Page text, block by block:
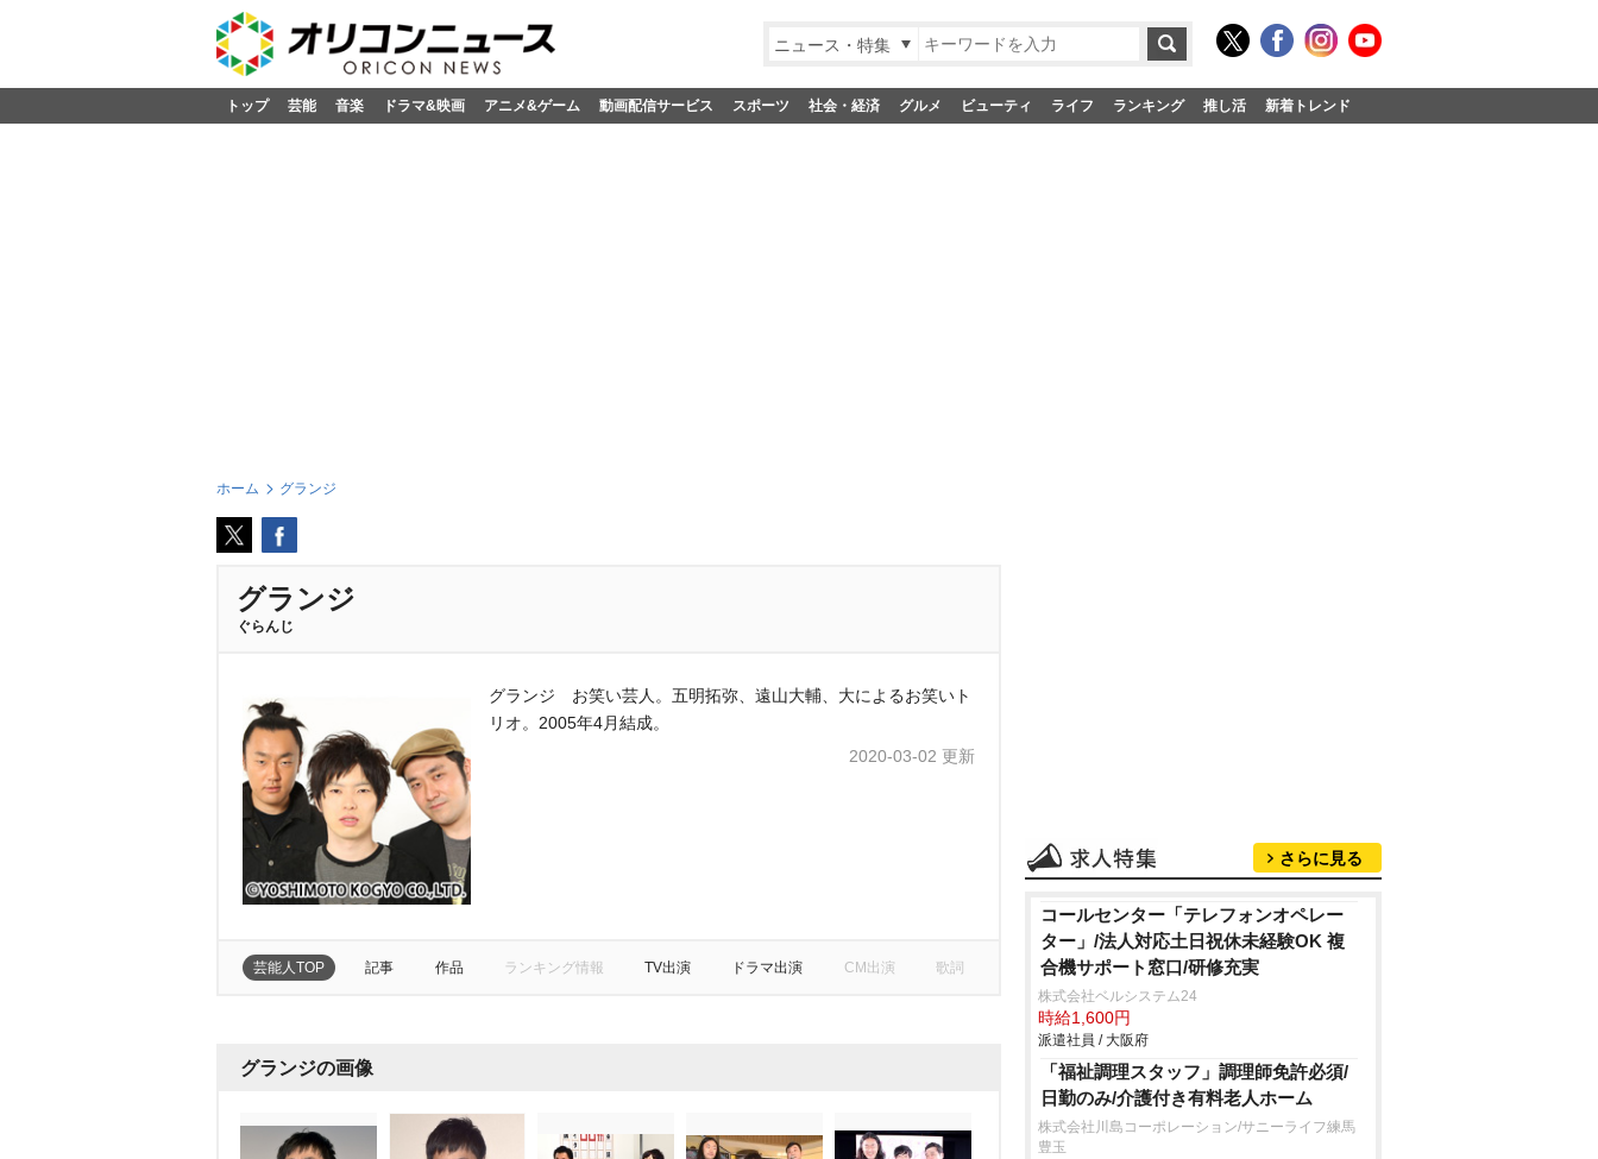
ニュース・特集
トップ 芸能 音楽 ドラマ&映画 アニメ&ゲーム 動画配信サービス スポーツ 社会・経済 グルメ ビューティ ライフ ランキング 推し活 新着トレンド
ホーム グランジ
グランジ
ぐらんじ
グランジ お笑い芸人。五明拓弥、遠山大輔、大によるお笑いト
リオ。2005年4月結成。
2020-03-02 更新
芸能人TOP 記事 作品 ランキング情報 TV出演 ドラマ出演 CM出演 歌詞
グランジの画像
さらに見る
コールセンター「テレフォンオペレー
ター」/法人対応土日祝休未経験OK 複
合機サポート窓口/研修充実
株式会社ベルシステム24
時給1,600円
派遣社員 / 大阪府
「福祉調理スタッフ」調理師免許必須/
日勤のみ/介護付き有料老人ホーム
株式会社川島コーポレーション/サニーライフ練馬
豊玉